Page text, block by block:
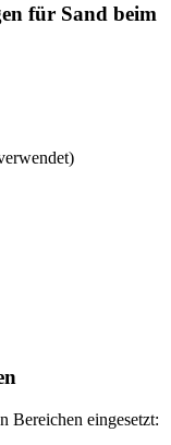
für Sand beim
Bereichen eingesetzt: